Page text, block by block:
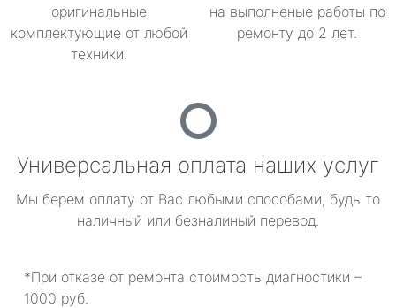
оригинальные
комплектующие от любой
техники.
на выполненые работы по
ремонту до 2 лет.
Универсальная оплата наших услуг
Мы берем оплату от Вас любыми способами, будь то
наличный или безналиный перевод.
*При отказе от ремонта стоимость диагностики –
1000 руб.